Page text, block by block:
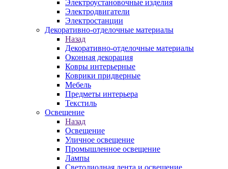
Электроустановочные изделия
Электродвигатели
Электростанции
Декоративно-отделочные материалы
Назад
Декоративно-отделочные материалы
Оконная декорация
Ковры интерьерные
Коврики придверные
Мебель
Предметы интерьера
Текстиль
Освещение
Назад
Освещение
Уличное освещение
Промышленное освещение
Лампы
Светодиодная лента и освещение